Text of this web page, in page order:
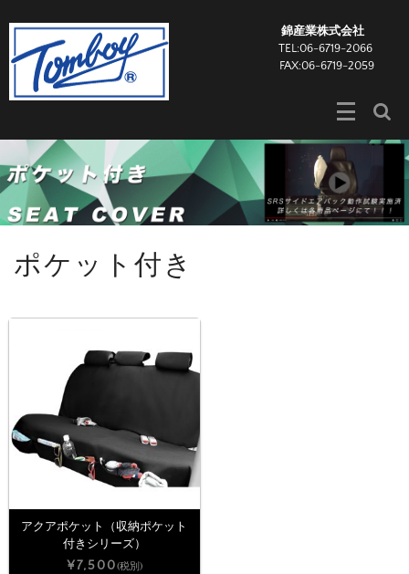
錦産業株式会社
TEL:06-6719-2066
FAX:06-6719-2059
ポケット付き
アクアポケット（収納ポケット
付きシリーズ）
¥7,500(税別)